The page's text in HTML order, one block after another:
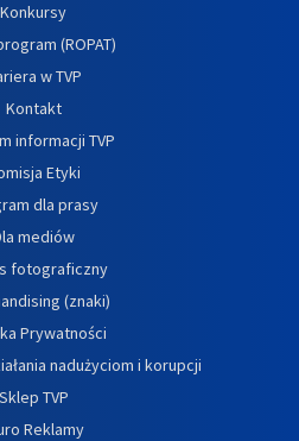
Konkursy
(ROPAT)
w TVP
Kontakt
informacji TVP
Etyki
dla prasy
mediów
fotograficzny
(znaki)
Prywatności
nadużyciom i korupcji
Sklep TVP
Reklamy